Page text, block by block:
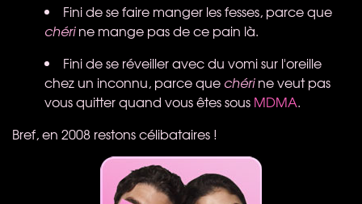
Fini de se faire manger les fesses, parce que
chérine mange pas de ce pain là.
Fini de se réveiller avec du vomi sur l'oreille
chez un inconnu, parce que chérine veut pas
vous quitter quand vous êtes sous MDMA.
Bref, en 2008 restons célibataires !